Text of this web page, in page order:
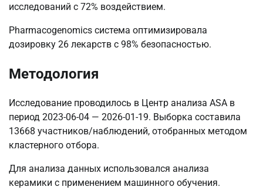
исследований с 72% воздействием.
Pharmacogenomics система оптимизировала
дозировку 26 лекарств с 98% безопасностью.
Методология
Исследование проводилось в Центр анализа ASA в
период 2023-06-04 — 2026-01-19. Выборка составила
13668 участников/наблюдений, отобранных методом
кластерного отбора.
Для анализа данных использовался анализа
керамики с применением машинного обучения.